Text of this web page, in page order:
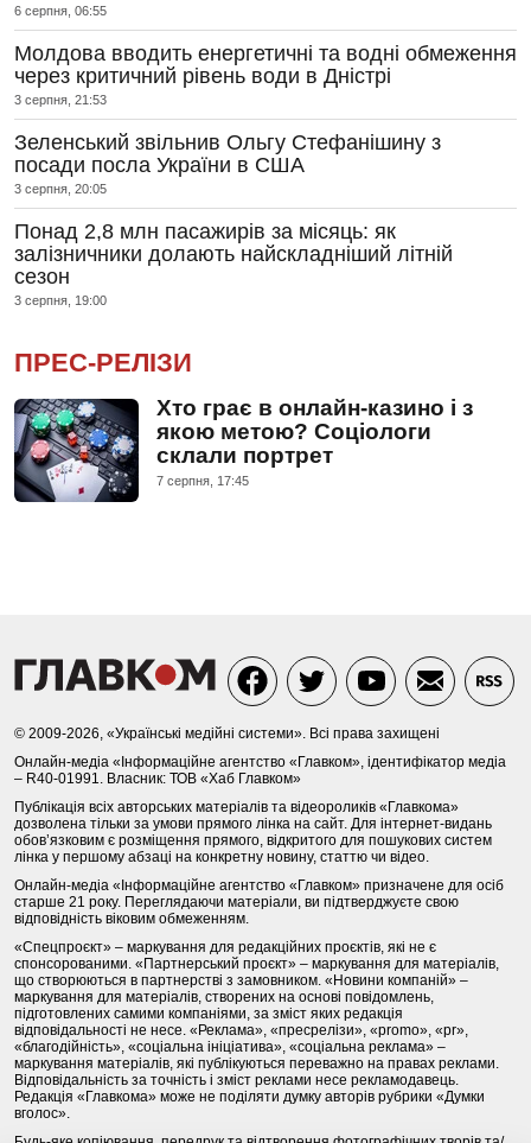
6 серпня, 06:55
Молдова вводить енергетичні та водні обмеження
через критичний рівень води в Дністрі
3 серпня, 21:53
Зеленський звільнив Ольгу Стефанішину з
посади посла України в США
3 серпня, 20:05
Понад 2,8 млн пасажирів за місяць: як
залізничники долають найскладніший літній
сезон
3 серпня, 19:00
ПРЕС-РЕЛІЗИ
Хто грає в онлайн-казино і з
якою метою? Соціологи
склали портрет
7 серпня, 17:45
© 2009-2026, «Українські медійні системи». Всі права захищені
Онлайн-медіа «Інформаційне агентство «Главком», ідентифікатор медіа
– R40-01991. Власник: ТОВ «Хаб Главком»
Публікація всіх авторських матеріалів та відеороликів «Главкома»
дозволена тільки за умови прямого лінка на сайт. Для інтернет-видань
обов’язковим є розміщення прямого, відкритого для пошукових систем
лінка у першому абзаці на конкретну новину, статтю чи відео.
Онлайн-медіа «Інформаційне агентство «Главком» призначене для осіб
старше 21 року. Переглядаючи матеріали, ви підтверджуєте свою
відповідність віковим обмеженням.
«Спецпроєкт» – маркування для редакційних проєктів, які не є
спонсорованими. «Партнерський проєкт» – маркування для матеріалів,
що створюються в партнерстві з замовником. «Новини компаній» –
маркування для матеріалів, створених на основі повідомлень,
підготовлених самими компаніями, за зміст яких редакція
відповідальності не несе. «Реклама», «пресрелізи», «promo», «pr»,
«благодійність», «соціальна ініціатива», «соціальна реклама» –
маркування матеріалів, які публікуються переважно на правах реклами.
Відповідальність за точність і зміст реклами несе рекламодавець.
Редакція «Главкома» може не поділяти думку авторів рубрики «Думки
вголос».